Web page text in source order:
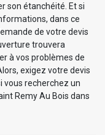
son étanchéité. Et si
dans ce
de votre devis
trouvera
à vos problèmes de
exigez votre devis
vous recherchez un
Remy Au Bois dans